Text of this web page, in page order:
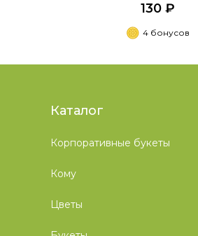
130 ₽
4 бонусов
Каталог
Корпоративные букеты
Кому
Цветы